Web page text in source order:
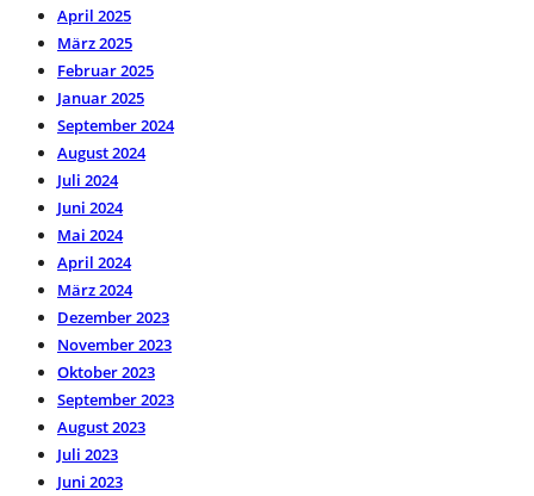
April 2025
März 2025
Februar 2025
Januar 2025
September 2024
August 2024
Juli 2024
Juni 2024
Mai 2024
April 2024
März 2024
Dezember 2023
November 2023
Oktober 2023
September 2023
August 2023
Juli 2023
Juni 2023